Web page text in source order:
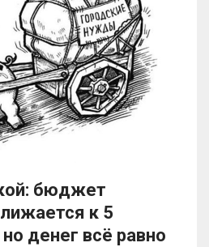
бюджет
к 5
денег всё равно